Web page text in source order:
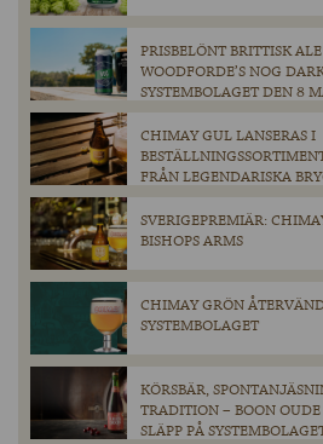
PRISBELÖNT BRITTISK
WOODFORDE’S NOG
SYSTEMBOLAGET DEN 8
CHIMAY GUL LANSERAS I
FRÅN LEGENDARISKA
SVERIGEPREMIÄR:
BISHOPS ARMS
CHIMAY GRÖN
SYSTEMBOLAGET
KÖRSBÄR,
TRADITION – BOON
SLÄPP PÅ